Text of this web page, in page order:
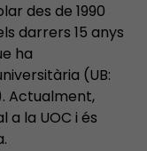
des de 1990
darrers 15 anys
ha
(UB:
Actualment,
la UOC i és